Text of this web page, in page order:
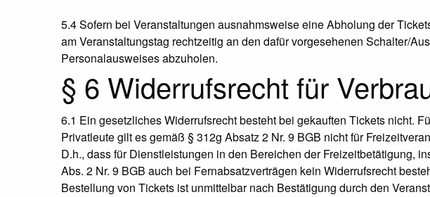
5.4 Sofern bei Veranstaltungen ausnahmsweise eine Abholung der
am Veranstaltungstag rechtzeitig an den dafür vorgesehenen Schalter/
Personalausweises abzuholen.
§ 6 Widerrufsrecht für
6.1 Ein gesetzliches Widerrufsrecht besteht bei gekauften Tickets nicht.
Privatleute gilt es gemäß § 312g Absatz 2 Nr. 9 BGB nicht für
D.h., dass für Dienstleistungen in den Bereichen der Freizeitbetätigung,
Abs. 2 Nr. 9 BGB auch bei Fernabsatzverträgen kein Widerrufsrecht
Bestellung von Tickets ist unmittelbar nach Bestätigung durch den